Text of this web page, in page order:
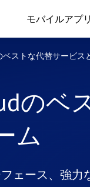
モバイルアプリ
ベストな代替サービ
の
ム
ェース、強